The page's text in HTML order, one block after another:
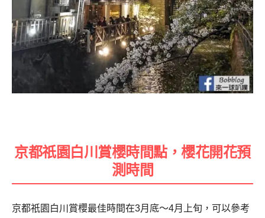
京都祇園白川賞櫻時間點，櫻花開花預
測時間
京都祇園白川賞櫻最佳時間在3月底～4月上旬，可以參考